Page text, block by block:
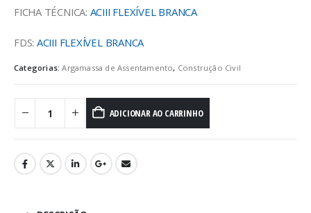
FICHA TÉCNICA: ACIII FLEXÍVEL BRANCA
FDS: ACIII FLEXÍVEL BRANCA
Categorias:Argamassa de Assentamento, Construção Civil
ADICIONAR AO CARRINHO